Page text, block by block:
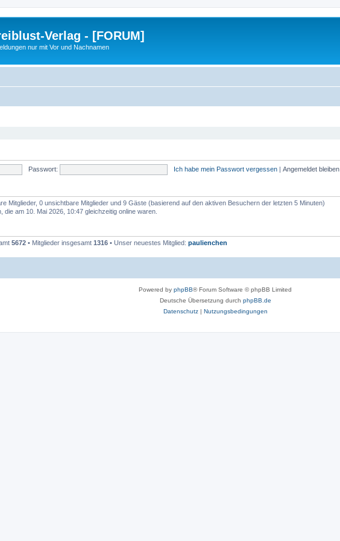
Verlag - [FORUM]
nur mit Vor und Nachnamen
Passwort: Ich habe mein Passwort vergessen | Angemeldet bleiben
Mitglieder, 0 unsichtbare Mitglieder und 9 Gäste (basierend auf den aktiven Besuchern der letzten 5 Minuten)
die am 10. Mai 2026, 10:47 gleichzeitig online waren.
5672 • Mitglieder insgesamt 1316 • Unser neuestes Mitglied: paulienchen
Powered by phpBB® Forum Software © phpBB Limited
Deutsche Übersetzung durch phpBB.de
Datenschutz| Nutzungsbedingungen